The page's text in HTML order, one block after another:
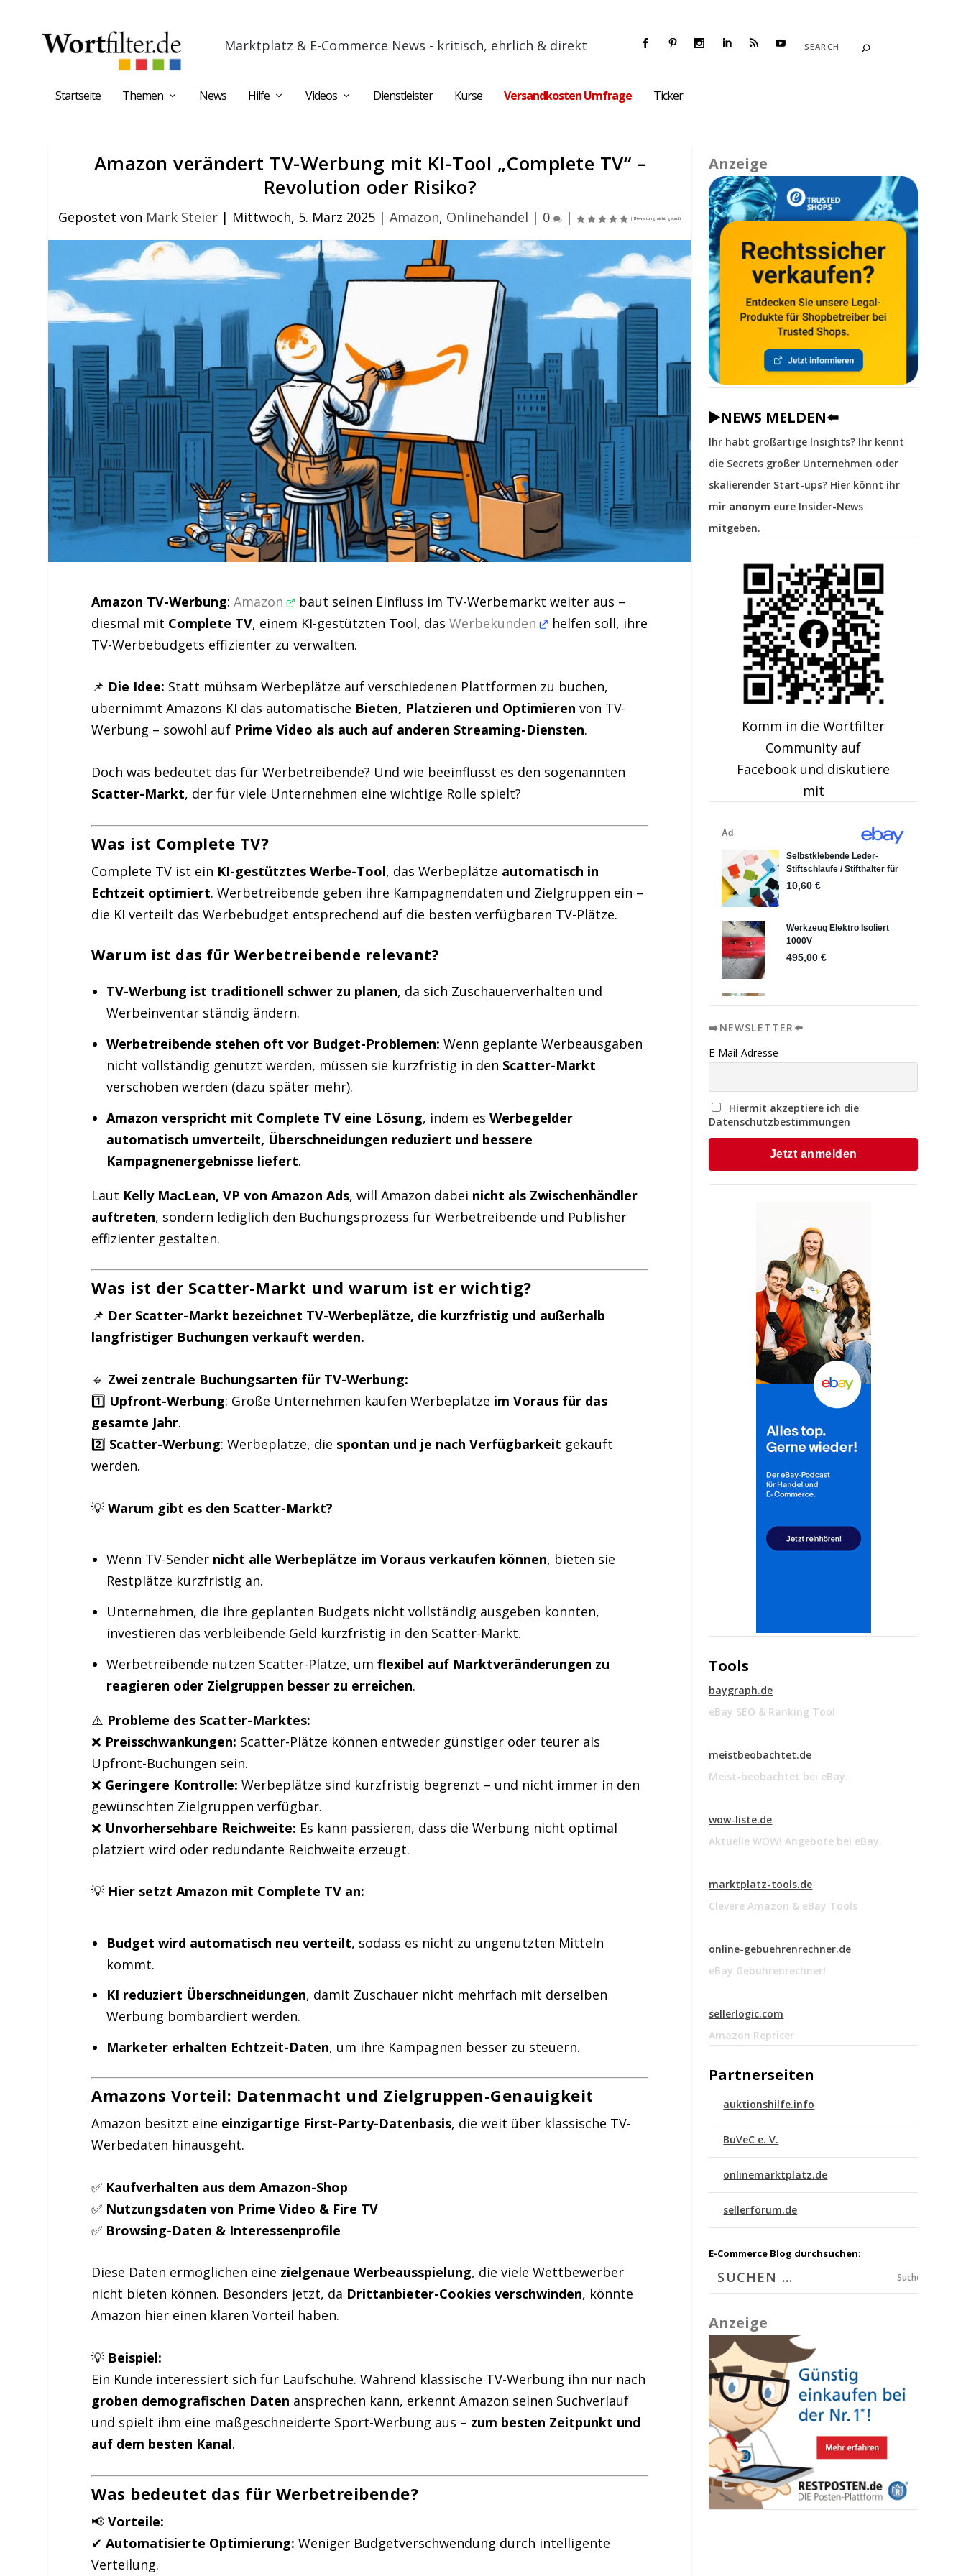
Marktplatz & E-Commerce News - kritisch, ehrlich & direkt
Startseite Themen News Hilfe Videos Dienstleister Kurse Versandkosten Umfrage Ticker
Amazon verändert TV-Werbung mit KI-Tool „Complete TV“ –
Revolution oder Risiko?
Gepostet von Mark Steier | Mittwoch, 5. März 2025 |Amazon, Onlinehandel | 0 |
Amazon TV-Werbung:Amazon
baut seinen Einfluss im TV-Werbemarkt weiter aus –
diesmal mit Complete TV, einem KI-gestützten Tool, dasWerbekunden
helfen soll, ihre
TV-Werbebudgets effizienter zu verwalten.
📌 Die Idee: Statt mühsam Werbeplätze auf verschiedenen Plattformen zu buchen,
übernimmt Amazons KI das automatische Bieten, Platzieren und Optimieren von TV-
Werbung – sowohl auf Prime Video als auch auf anderen Streaming-Diensten.
Doch was bedeutet das für Werbetreibende? Und wie beeinflusst es den sogenannten
Scatter-Markt, der für viele Unternehmen eine wichtige Rolle spielt?
Was ist Complete TV?
Complete TV ist ein KI-gestütztes Werbe-Tool, das Werbeplätze automatisch in
Echtzeit optimiert. Werbetreibende geben ihre Kampagnendaten und Zielgruppen ein –
die KI verteilt das Werbebudget entsprechend auf die besten verfügbaren TV-Plätze.
Warum ist das für Werbetreibende relevant?
TV-Werbung ist traditionell schwer zu planen, da sich Zuschauerverhalten und
Werbeinventar ständig ändern.
Werbetreibende stehen oft vor Budget-Problemen: Wenn geplante Werbeausgaben
nicht vollständig genutzt werden, müssen sie kurzfristig in den Scatter-Markt
verschoben werden (dazu später mehr).
Amazon verspricht mit Complete TV eine Lösung, indem es Werbegelder
automatisch umverteilt, Überschneidungen reduziert und bessere
Kampagnenergebnisse liefert.
Laut Kelly MacLean, VP von Amazon Ads, will Amazon dabei nicht als Zwischenhändler
auftreten, sondern lediglich den Buchungsprozess für Werbetreibende und Publisher
effizienter gestalten.
Was ist der Scatter-Markt und warum ist er wichtig?
📌 Der Scatter-Markt bezeichnet TV-Werbeplätze, die kurzfristig und außerhalb
langfristiger Buchungen verkauft werden.
🔹 Zwei zentrale Buchungsarten für TV-Werbung:
1️⃣ Upfront-Werbung: Große Unternehmen kaufen Werbeplätze im Voraus für das
gesamte Jahr.
2️⃣ Scatter-Werbung: Werbeplätze, die spontan und je nach Verfügbarkeit gekauft
werden.
💡Warum gibt es den Scatter-Markt?
Wenn TV-Sender nicht alle Werbeplätze im Voraus verkaufen können, bieten sie
Restplätze kurzfristig an.
Unternehmen, die ihre geplanten Budgets nicht vollständig ausgeben konnten,
investieren das verbleibende Geld kurzfristig in den Scatter-Markt.
Werbetreibende nutzen Scatter-Plätze, um flexibel auf Marktveränderungen zu
reagieren oder Zielgruppen besser zu erreichen.
⚠️ Probleme des Scatter-Marktes:
❌ Preisschwankungen: Scatter-Plätze können entweder günstiger oder teurer als
Upfront-Buchungen sein.
❌ Geringere Kontrolle: Werbeplätze sind kurzfristig begrenzt – und nicht immer in den
gewünschten Zielgruppen verfügbar.
❌ Unvorhersehbare Reichweite: Es kann passieren, dass die Werbung nicht optimal
platziert wird oder redundante Reichweite erzeugt.
💡 Hier setzt Amazon mit Complete TV an:
Budget wird automatisch neu verteilt, sodass es nicht zu ungenutzten Mitteln
kommt.
KI reduziert Überschneidungen, damit Zuschauer nicht mehrfach mit derselben
Werbung bombardiert werden.
Marketer erhalten Echtzeit-Daten, um ihre Kampagnen besser zu steuern.
Amazons Vorteil: Datenmacht und Zielgruppen-Genauigkeit
Amazon besitzt eine einzigartige First-Party-Datenbasis, die weit über klassische TV-
Werbedaten hinausgeht.
✅ Kaufverhalten aus dem Amazon-Shop
✅ Nutzungsdaten von Prime Video & Fire TV
✅ Browsing-Daten & Interessenprofile
Diese Daten ermöglichen eine zielgenaue Werbeausspielung, die viele Wettbewerber
nicht bieten können. Besonders jetzt, da Drittanbieter-Cookies verschwinden, könnte
Amazon hier einen klaren Vorteil haben.
💡 Beispiel:
Ein Kunde interessiert sich für Laufschuhe. Während klassische TV-Werbung ihn nur nach
groben demografischen Daten ansprechen kann, erkennt Amazon seinen Suchverlauf
und spielt ihm eine maßgeschneiderte Sport-Werbung aus – zum besten Zeitpunkt und
auf dem besten Kanal.
Was bedeutet das für Werbetreibende?
📢Vorteile:
✔Automatisierte Optimierung: Weniger Budgetverschwendung durch intelligente
Verteilung.
Anzeige
▶️NEWS MELDEN⬅️
Ihr habt großartige Insights? Ihr kennt
die Secrets großer Unternehmen oder
skalierender Start-ups? Hier könnt ihr
mir anonym eure Insider-News
mitgeben.
Komm in die Wortfilter
Community auf
Facebook und diskutiere
mit
➡️NEWSLETTER⬅️
E-Mail-Adresse
Hiermit akzeptiere ich die
Datenschutzbestimmungen
Tools
baygraph.de
eBay SEO & Ranking Tool
meistbeobachtet.de
Meist-beobachtet bei eBay.
wow-liste.de
Aktuelle WOW! Angebote bei eBay.
marktplatz-tools.de
Clevere Amazon & eBay Tools
online-gebuehrenrechner.de
eBay Gebührenrechner!
sellerlogic.com
Amazon Repricer
Partnerseiten
auktionshilfe.info
BuVeC e. V.
onlinemarktplatz.de
sellerforum.de
E-Commerce Blog durchsuchen:
Suchen
Anzeige